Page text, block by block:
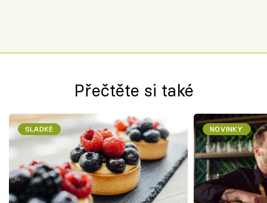
Přečtěte si také
SLADKÉ NOVINKY